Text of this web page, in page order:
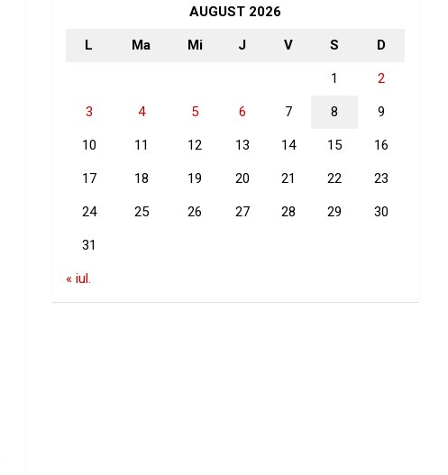
AUGUST 2026
L Ma Mi J V S D
1 2
3 4 5 6 7 8 9
10 11 12 13 14 15 16
17 18 19 20 21 22 23
24 25 26 27 28 29 30
31
« iul.